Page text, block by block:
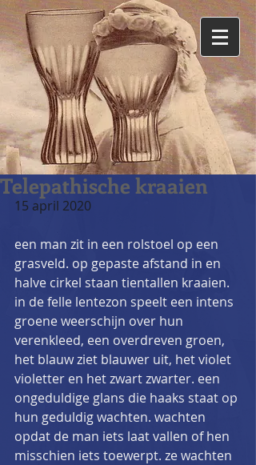
Telepathische kraaien
15 april 2020
een man zit in een rolstoel op een
grasveld. op gepaste afstand in en
halve cirkel staan tientallen kraaien.
in de felle lentezon speelt een intens
groene weerschijn over hun
verenkleed, een overdreven groen,
het blauw ziet blauwer uit, het violet
violetter en het zwart zwarter. een
ongeduldige glans die haaks staat op
hun geduldig wachten. wachten
opdat de man iets laat vallen of hen
misschien iets toewerpt. ze wachten